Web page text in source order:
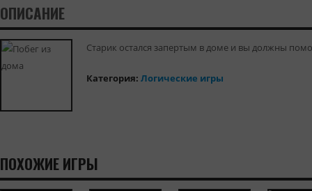
ОПИСАНИЕ
Старик остался запертым в доме и вы должны
Категория: Логические игры
ПОХОЖИЕ ИГРЫ